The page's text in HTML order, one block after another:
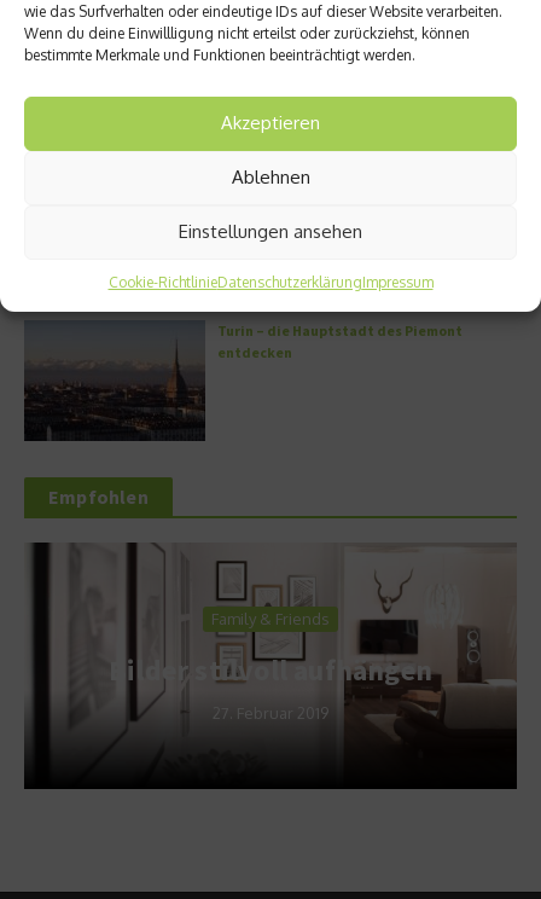
wie das Surfverhalten oder eindeutige IDs auf dieser Website verarbeiten.
Wenn du deine Einwillligung nicht erteilst oder zurückziehst, können
bestimmte Merkmale und Funktionen beeinträchtigt werden.
Akzeptieren
Ablehnen
Einstellungen ansehen
Cookie-RichtlinieDatenschutzerklärungImpressum
Kann man Hunde vegan ernähren?
Turin – die Hauptstadt des Piemont
entdecken
Empfohlen
Family & Friends
Bilder stilvoll aufhängen
27. Februar 2019